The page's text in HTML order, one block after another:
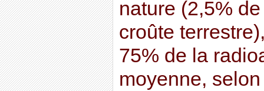
nature (2,5%
croûte
75% de la
moyenne,